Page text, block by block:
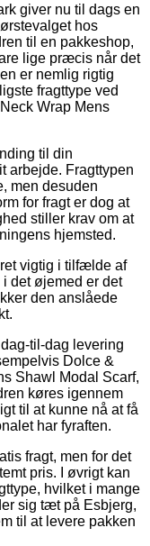
giver nu til dags en
hos
til en pakkeshop,
lige præcis når det
er nemlig rigtig
fragttype ved
Wrap Mens
til din
arbejde. Fragttypen
men desuden
for fragt er dog at
stiller krav om at
hjemsted.
vigtig i tilfælde af
det øjemed er det
den anslåede
til-dag levering
Dolce &
Shawl Modal Scarf,
køres igennem
til at kunne nå at få
har fyraften.
fragt, men for det
pris. I øvrigt kan
hvilket i mange
sig tæt på Esbjerg,
til at levere pakken